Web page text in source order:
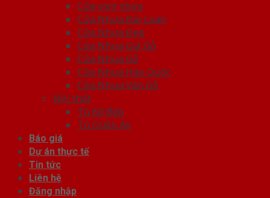
Cửa vòm nhựa
Cửa Nhựa Đài Loan
Cửa Nhựa Đẹp
Cửa Nhựa Giả Gỗ
Cửa Nhựa Gỗ
Cửa Nhựa Hàn Quốc
Cửa Nhựa Vân Gỗ
Nội thất
Tủ Kệ Bếp
Tủ Quần Áo
Báo giá
Dự án thực tế
Tin tức
Liên hệ
Đăng nhập